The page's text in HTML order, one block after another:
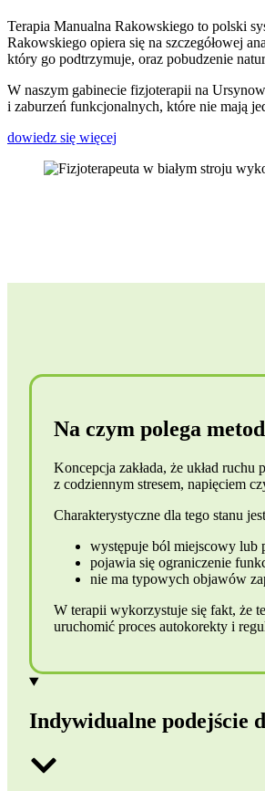
Terapia Manualna Rakowskiego to polski
Rakowskiego opiera się na szczegółowej
który go podtrzymuje, oraz pobudzenie
W naszym gabinecie fizjoterapii na
i zaburzeń funkcjonalnych, które nie mają
dowiedz się więcej
Na czym polega
Koncepcja zakłada, że układ
z codziennym stresem, napięciem
Charakterystyczne dla tego stanu
występuje ból miejscowy lub
pojawia się ograniczenie
nie ma typowych objawów
W terapii wykorzystuje się fakt, że
uruchomić proces autokorekty i
Indywidualne podejście